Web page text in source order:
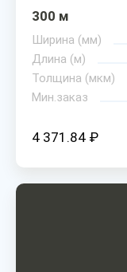
300 м
Ширина (мм)
Длина (м)
Толщина (мкм)
Мин.заказ
4 371.84 ₽